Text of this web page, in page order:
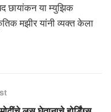
छायांकन या म्युझिक
मझीर यांनी व्यक्त केला